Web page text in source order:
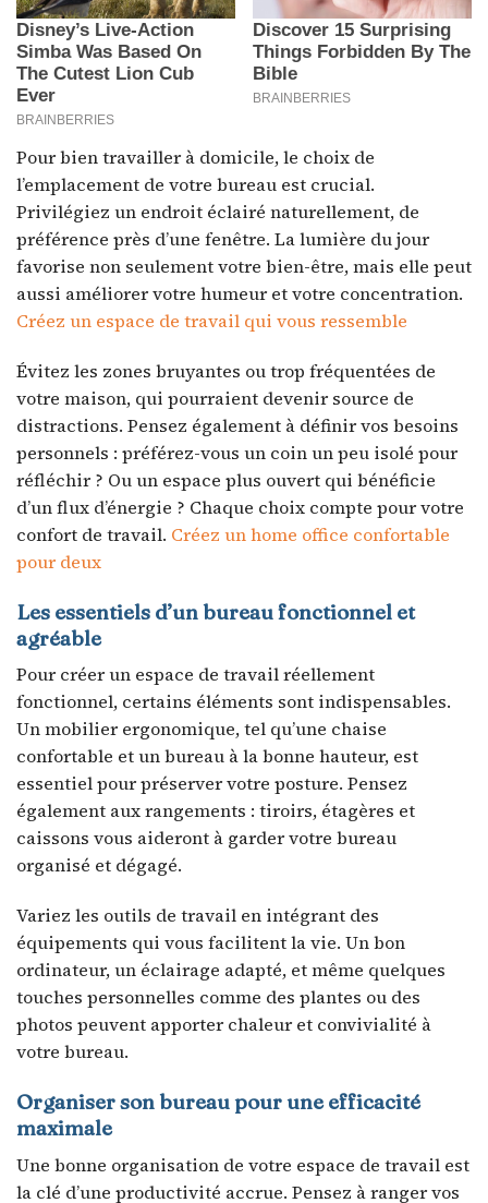
Pour bien travailler à domicile, le choix de
l’emplacement de votre bureau est crucial.
Privilégiez un endroit éclairé naturellement, de
préférence près d’une fenêtre. La lumière du jour
favorise non seulement votre bien-être, mais elle peut
aussi améliorer votre humeur et votre concentration.
Créez un espace de travail qui vous ressemble
Évitez les zones bruyantes ou trop fréquentées de
votre maison, qui pourraient devenir source de
distractions. Pensez également à définir vos besoins
personnels : préférez-vous un coin un peu isolé pour
réfléchir ? Ou un espace plus ouvert qui bénéficie
d’un flux d’énergie ? Chaque choix compte pour votre
confort de travail. Créez un home office confortable
pour deux
Les essentiels d’un bureau fonctionnel et
agréable
Pour créer un espace de travail réellement
fonctionnel, certains éléments sont indispensables.
Un mobilier ergonomique, tel qu’une chaise
confortable et un bureau à la bonne hauteur, est
essentiel pour préserver votre posture. Pensez
également aux rangements : tiroirs, étagères et
caissons vous aideront à garder votre bureau
organisé et dégagé.
Variez les outils de travail en intégrant des
équipements qui vous facilitent la vie. Un bon
ordinateur, un éclairage adapté, et même quelques
touches personnelles comme des plantes ou des
photos peuvent apporter chaleur et convivialité à
votre bureau.
Organiser son bureau pour une efficacité
maximale
Une bonne organisation de votre espace de travail est
la clé d’une productivité accrue. Pensez à ranger vos